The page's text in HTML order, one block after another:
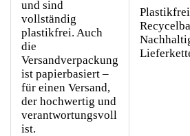
und sind
vollständig
plastikfrei. Auch
die
Versandverpackung
ist papierbasiert –
für einen Versand,
der hochwertig und
verantwortungsvoll
ist.
Plastikfrei